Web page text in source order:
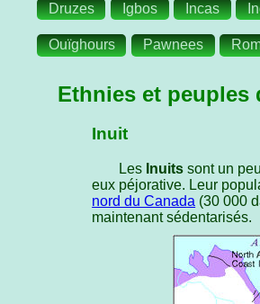
Druzes Igbos Incas
Ouïghours Pawnees
Ethnies et peuples
Inuit
Les Inuitssont un
eux péjorative. Leur
nord du Canada (30 000
maintenant sédentarisés.